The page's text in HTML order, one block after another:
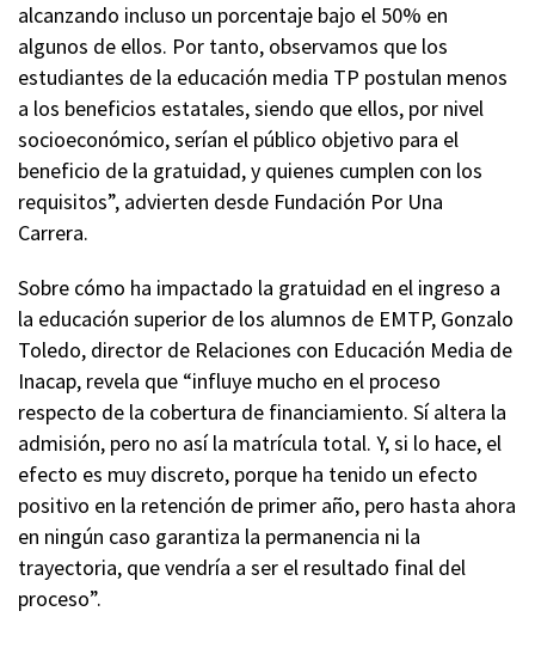
alcanzando incluso un porcentaje bajo el 50% en
algunos de ellos. Por tanto, observamos que los
estudiantes de la educación media TP postulan menos
a los beneficios estatales, siendo que ellos, por nivel
socioeconómico, serían el público objetivo para el
beneficio de la gratuidad, y quienes cumplen con los
requisitos”, advierten desde Fundación Por Una
Carrera.
Sobre cómo ha impactado la gratuidad en el ingreso a
la educación superior de los alumnos de EMTP, Gonzalo
Toledo, director de Relaciones con Educación Media de
Inacap, revela que “influye mucho en el proceso
respecto de la cobertura de financiamiento. Sí altera la
admisión, pero no así la matrícula total. Y, si lo hace, el
efecto es muy discreto, porque ha tenido un efecto
positivo en la retención de primer año, pero hasta ahora
en ningún caso garantiza la permanencia ni la
trayectoria, que vendría a ser el resultado final del
proceso”.